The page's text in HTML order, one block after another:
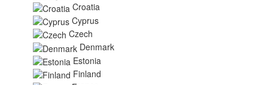
Croatia
Cyprus
Czech
Denmark
Estonia
Finland